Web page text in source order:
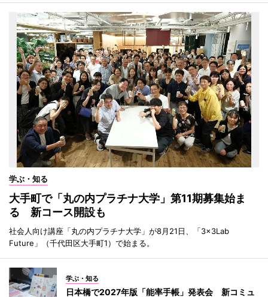
学ぶ・知る
大手町で「丸の内プラチナ大学」第11期募集始ま
る 新コース開設も
社会人向け講座「丸の内プラチナ大学」が8月21日、「3×3Lab
Future」（千代田区大手町1）で始まる。
学ぶ・知る
日本橋で2027年版「能率手帳」発表会 新コミュ